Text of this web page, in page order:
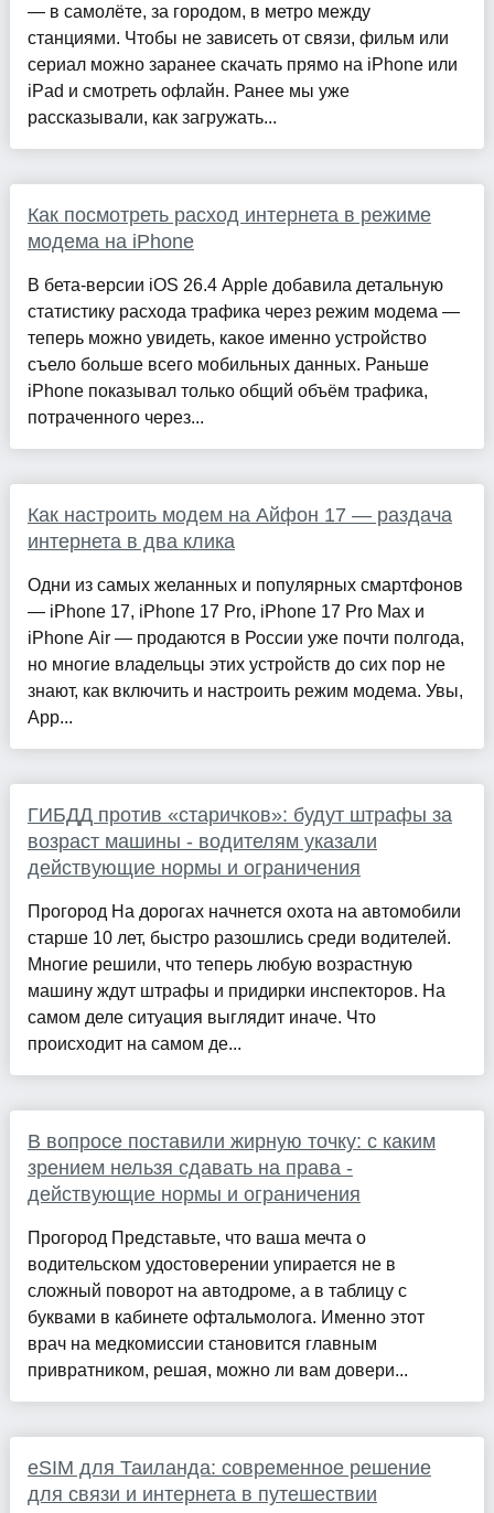
— в самолёте, за городом, в метро между
станциями. Чтобы не зависеть от связи, фильм или
сериал можно заранее скачать прямо на iPhone или
iPad и смотреть офлайн. Ранее мы уже
рассказывали, как загружать...
Как посмотреть расход интернета в режиме
модема на iPhone
В бета-версии iOS 26.4 Apple добавила детальную
статистику расхода трафика через режим модема —
теперь можно увидеть, какое именно устройство
съело больше всего мобильных данных. Раньше
iPhone показывал только общий объём трафика,
потраченного через...
Как настроить модем на Айфон 17 — раздача
интернета в два клика
Одни из самых желанных и популярных смартфонов
— iPhone 17, iPhone 17 Pro, iPhone 17 Pro Max и
iPhone Air — продаются в России уже почти полгода,
но многие владельцы этих устройств до сих пор не
знают, как включить и настроить режим модема. Увы,
App...
ГИБДД против «старичков»: будут штрафы за
возраст машины - водителям указали
действующие нормы и ограничения
Прогород На дорогах начнется охота на автомобили
старше 10 лет, быстро разошлись среди водителей.
Многие решили, что теперь любую возрастную
машину ждут штрафы и придирки инспекторов. На
самом деле ситуация выглядит иначе. Что
происходит на самом де...
В вопросе поставили жирную точку: с каким
зрением нельзя сдавать на права -
действующие нормы и ограничения
Прогород Представьте, что ваша мечта о
водительском удостоверении упирается не в
сложный поворот на автодроме, а в таблицу с
буквами в кабинете офтальмолога. Именно этот
врач на медкомиссии становится главным
привратником, решая, можно ли вам довери...
eSIM для Таиланда: современное решение
для связи и интернета в путешествии